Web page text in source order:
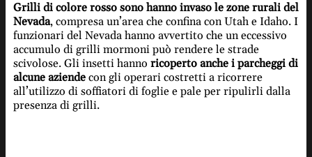
Grilli di colore rosso sono hanno invaso le zone rurali del
Nevada, compresa un’area che confina con Utah e Idaho. I
funzionari del Nevada hanno avvertito che un eccessivo
accumulo di grilli mormoni può rendere le strade
scivolose. Gli insetti hanno ricoperto anche i parcheggi di
alcune aziendecon gli operari costretti a ricorrere
all’utilizzo di soffiatori di foglie e pale per ripulirli dalla
presenza di grilli.